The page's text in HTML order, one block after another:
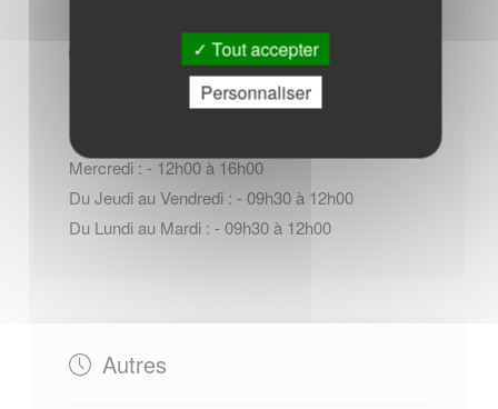
Horaires Mairie
Mercredi : - 12h00 à 16h00
Du Jeudi au Vendredi : - 09h30 à 12h00
Du Lundi au Mardi : - 09h30 à 12h00
Autres
Tout accepter
Personnaliser